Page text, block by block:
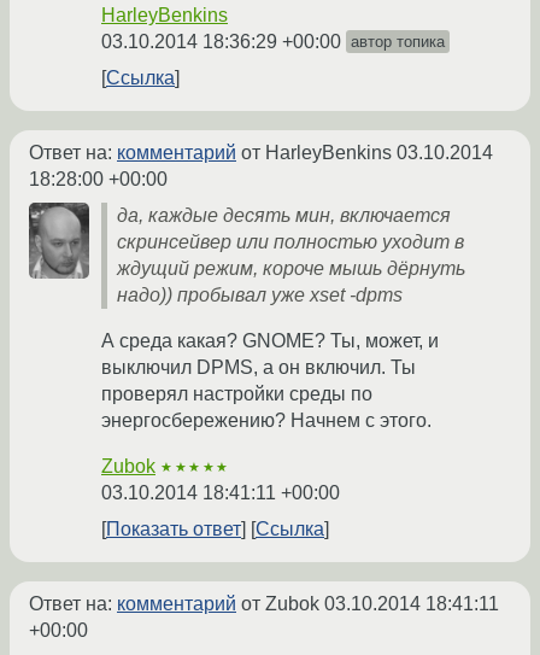
HarleyBenkins
03.10.2014 18:36:29 +00:00 автор топика
Ссылка
Ответ на: комментарий от HarleyBenkins 03.10.2014
18:28:00 +00:00
да, каждые десять мин, включается
скринсейвер или полностью уходит в
ждущий режим, короче мышь дёрнуть
надо)) пробывал уже xset -dpms
А среда какая? GNOME? Ты, может, и
выключил DPMS, а он включил. Ты
проверял настройки среды по
энергосбережению? Начнем с этого.
Zubok ★★★★★
03.10.2014 18:41:11 +00:00
Показать ответ
Ссылка
Ответ на: комментарий от Zubok 03.10.2014 18:41:11
+00:00